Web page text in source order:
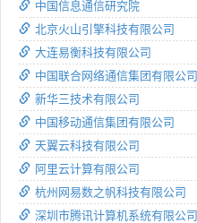
中国信息通信研究院
北京火山引擎科技有限公司
大连易衡科技有限公司
中国联合网络通信集团有限公司
新华三技术有限公司
中国移动通信集团有限公司
天翼云科技有限公司
阿里云计算有限公司
杭州网易数之帆科技有限公司
深圳市腾讯计算机系统有限公司